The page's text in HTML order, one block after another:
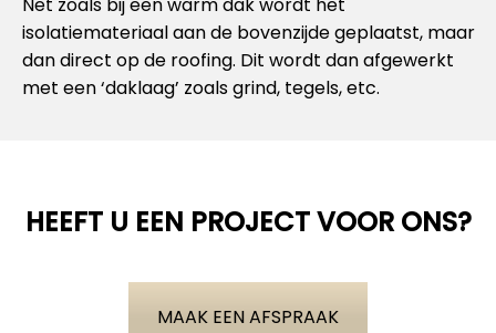
isolatiemateriaal aan de bovenzijde geplaatst, maar
dan direct op de roofing. Dit wordt dan afgewerkt
met een ‘daklaag’ zoals grind, tegels, etc.
HEEFT U EEN PROJECT VOOR ONS?
MAAK EEN AFSPRAAK